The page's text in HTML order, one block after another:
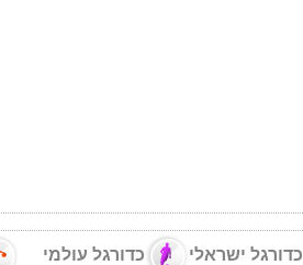
כדורגל ישראלי כדורגל עולמי